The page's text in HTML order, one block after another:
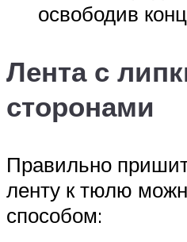
освободив
Лента с
сторонами
Правильно
ленту к тюлю
способом: